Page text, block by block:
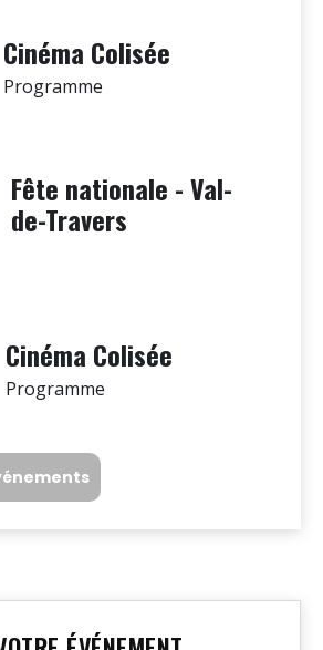
Cinéma Colisée
Programme
Fête nationale - Val-
de-Travers
Cinéma Colisée
Programme